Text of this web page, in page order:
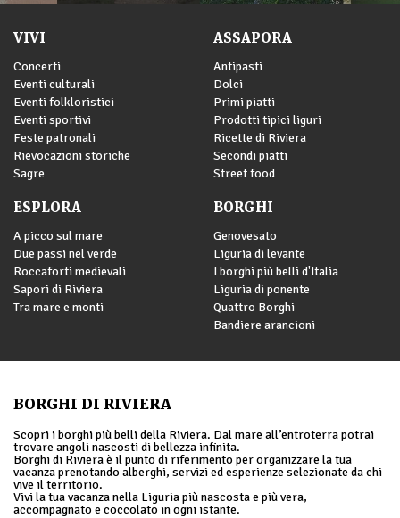
VIVI
Concerti
Eventi culturali
Eventi folkloristici
Eventi sportivi
Feste patronali
Rievocazioni storiche
Sagre
ASSAPORA
Antipasti
Dolci
Primi piatti
Prodotti tipici liguri
Ricette di Riviera
Secondi piatti
Street food
ESPLORA
A picco sul mare
Due passi nel verde
Roccaforti medievali
Sapori di Riviera
Tra mare e monti
BORGHI
Genovesato
Liguria di levante
I borghi più belli d'Italia
Liguria di ponente
Quattro Borghi
Bandiere arancioni
BORGHI DI RIVIERA
Scopri i borghi più belli della Riviera. Dal mare all’entroterra potrai
trovare angoli nascosti di bellezza infinita.
Borghi di Riviera è il punto di riferimento per organizzare la tua
vacanza prenotando alberghi, servizi ed esperienze selezionate da chi
vive il territorio.
Vivi la tua vacanza nella Liguria più nascosta e più vera,
accompagnato e coccolato in ogni istante.